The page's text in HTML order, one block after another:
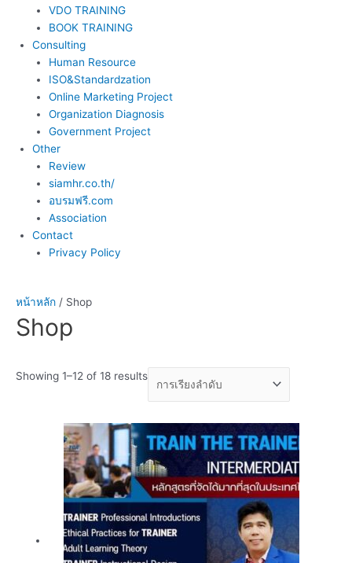
VDO TRAINING
BOOK TRAINING
Consulting
Human Resource
ISO&Standardzation
Online Marketing Project
Organization Diagnosis
Government Project
Other
Review
siamhr.co.th/
อบรมฟรี.com
Association
Contact
Privacy Policy
หน้าหลัก / Shop
Shop
Showing 1–12 of 18 results